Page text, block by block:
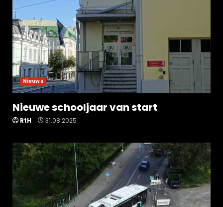
Nieuws
Nieuwe schooljaar van start
RtH 31.08.2025